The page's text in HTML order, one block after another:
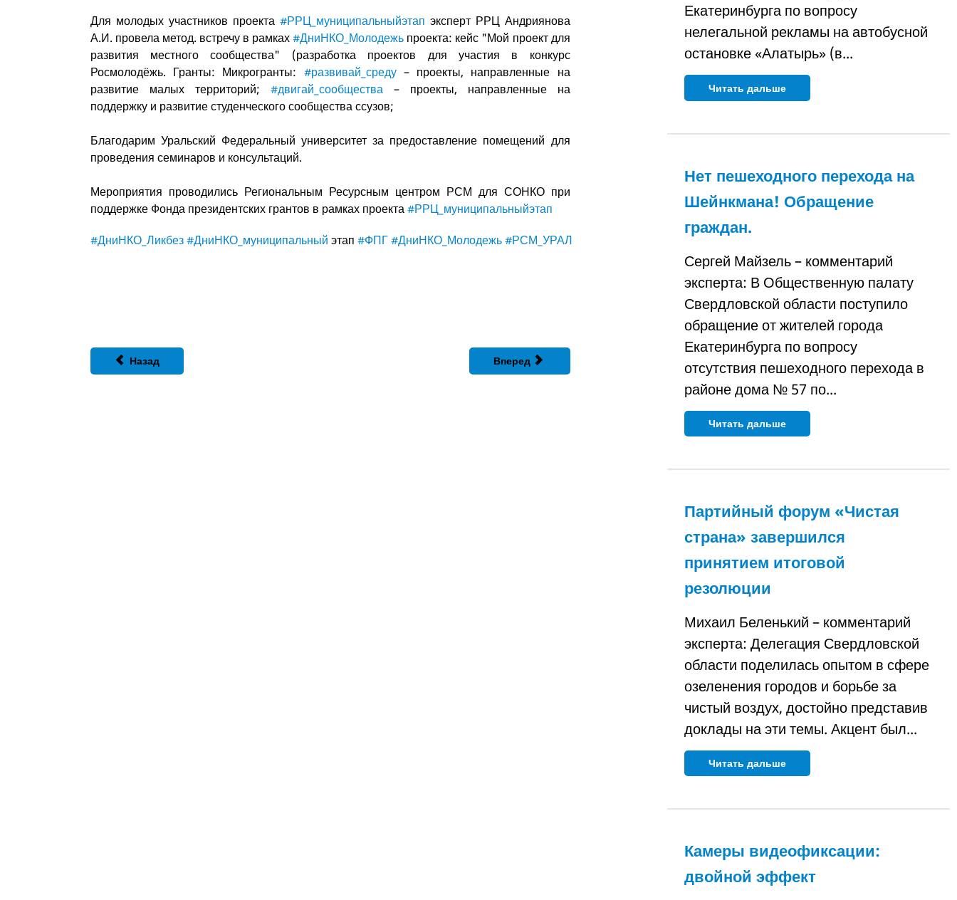
Для молодых участников проекта #РРЦ_муниципальныйэтап эксперт РРЦ Андриянова
А.И. провела метод. встречу в рамках#ДниНКО_Молодежь проекта: кейс "Мой проект для
развития местного сообщества" (разработка проектов для участия в конкурс
Росмолодёжь. Гранты: Микрогранты: #развивай_среду– проекты, направленные на
развитие малых территорий; #двигай_сообщества– проекты, направленные на
поддержку и развитие студенческого сообщества ссузов;
Благодарим Уральский Федеральный университет за предоставление помещений для
проведения семинаров и консультаций.
Мероприятия проводились Региональным Ресурсным центром РСМ для СОНКО при
поддержке Фонда президентских грантов в рамках проекта#РРЦ_муниципальныйэтап
#ДниНКО_Ликбез#ДниНКО_муниципальный этап #ФПГ#ДниНКО_Молодежь#РСМ_УРАЛ
Назад Вперед
Екатеринбурга по вопросу
нелегальной рекламы на автобусной
остановке «Алатырь» (в...
Читать дальше
Нет пешеходного перехода на
Шейнкмана! Обращение
граждан.
Сергей Майзель – комментарий
эксперта: В Общественную палату
Свердловской области поступило
обращение от жителей города
Екатеринбурга по вопросу
отсутствия пешеходного перехода в
районе дома № 57 по...
Читать дальше
Партийный форум «Чистая
страна» завершился
принятием итоговой
резолюции
Михаил Беленький – комментарий
эксперта: Делегация Свердловской
области поделилась опытом в сфере
озеленения городов и борьбе за
чистый воздух, достойно представив
доклады на эти темы. Акцент был...
Читать дальше
Камеры видеофиксации:
двойной эффект